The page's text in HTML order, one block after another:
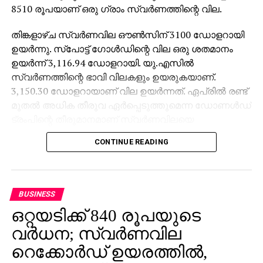
8510 രൂപയാണ് ഒരു ഗ്രാം സ്വര്‍ണത്തിന്റെ വില.
തിങ്കളാഴ്ച സ്വർണവില ഔൺസിന് 3100 ഡോളറായി
ഉയർന്നു. സ്​പോട്ട് ഗോൾഡിന്റെ വില ഒരു ശതമാനം
ഉയർന്ന് 3,116.94 ഡോളറായി. യു.എസിൽ
സ്വർണത്തിന്റെ ഭാവി വിലകളും ഉയരുകയാണ്.
3,150.30 ഡോളറായാണ് വില ഉയർന്നത്. ഏപ്രിൽ രണ്ട്
മുതൽ അധിക തീരുവ ഏർപ്പെടുത്തുമെന്ന ഡോണൾഡ്
പ്രധാനമായും സ്വാധീനിക്കുന്നത്.
തീരുവ ഏർപ്പെടുത്തുമെന്ന് ഡോണൾഡ് ട്രംപ്
വ്യക്തമാക്കിയിരുന്നു. ഈ ദിവസത്തെ
വിമോചനദിനമെന്നാണ് ​ട്രംപ് വിശേഷിപ്പിച്ചത്. ട്രംപിന്റെ
പ്രഖ്യാപനത്തിന് പിന്നാലെ പല രാജ്യങ്ങളു​ടേയും
ഓഹരി വിപണികൾ തകർച്ച രേഖപ്പെടുത്തിയിരുന്നു.
നേരത്തെ അധിക തീരുവയിൽ ഇന്ത്യയെ രൂക്ഷമായി
CONTINUE READING
BUSINESS
ഒറ്റയടിക്ക് 840 രൂപയുടെ
വര്‍ധന; സ്വര്‍ണവില
റെക്കോര്‍ഡ് ഉയരത്തില്‍,